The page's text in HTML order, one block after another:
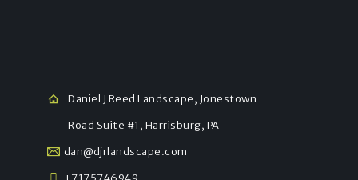
Daniel J Reed Landscape, Jonestown
Road Suite #1, Harrisburg, PA
dan@djrlandscape.com